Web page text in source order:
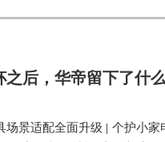
之后，华帝留下了什
场景适配全面升级 | 个护小家